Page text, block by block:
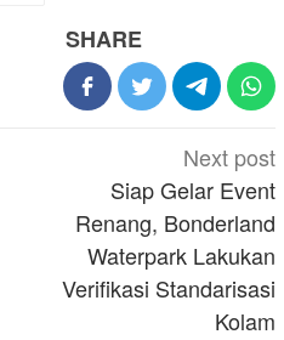
SHARE
Next post
Siap Gelar Event
Renang, Bonderland
Waterpark Lakukan
Verifikasi Standarisasi
Kolam